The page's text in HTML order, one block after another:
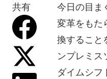
共有
今日の目ま
変革をもた
換すること
ンプレミス
ダイムシフ